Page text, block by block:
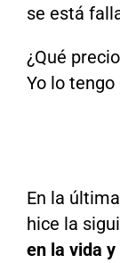
se está
¿Qué
Yo lo
En la
hice la
en la vida